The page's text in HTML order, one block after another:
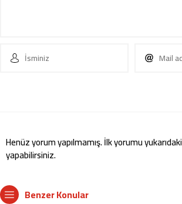
Henüz yorum yapılmamış. İlk yorumu
yapabilirsiniz.
Benzer Konular